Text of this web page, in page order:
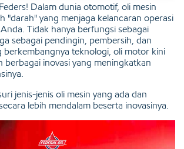
Dalam dunia otomotif, oli mesin
"darah" yang menjaga kelancaran operasi
Tidak hanya berfungsi sebagai
sebagai pendingin, pembersih, dan
berkembangnya teknologi, oli motor kini
berbagai inovasi yang meningkatkan
jenis-jenis oli mesin yang ada dan
lebih mendalam beserta inovasinya.